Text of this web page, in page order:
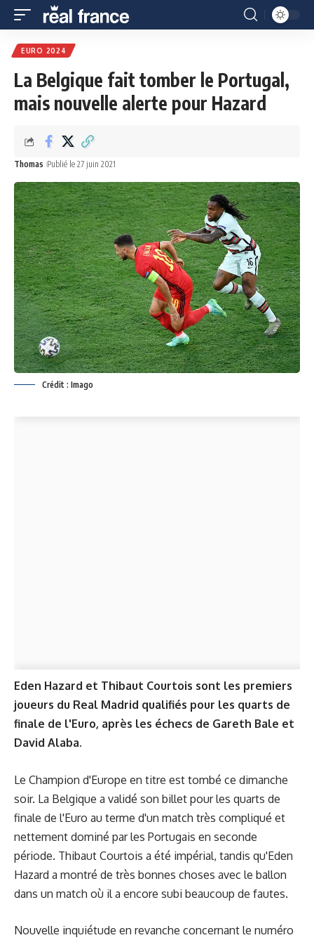
EURO 2024
La Belgique fait tomber le Portugal,
mais nouvelle alerte pour Hazard
Thomas Publié le 27 juin 2021
Crédit : Imago
Eden Hazard et Thibaut Courtois sont les premiers
joueurs du Real Madrid qualifiés pour les quarts de
finale de l'Euro, après les échecs de Gareth Bale et
David Alaba.
Le Champion d'Europe en titre est tombé ce dimanche
soir. La Belgique a validé son billet pour les quarts de
finale de l'Euro au terme d'un match très compliqué et
nettement dominé par les Portugais en seconde
période. Thibaut Courtois a été impérial, tandis qu'Eden
Hazard a montré de très bonnes choses avec le ballon
dans un match où il a encore subi beaucoup de fautes.
Nouvelle inquiétude en revanche concernant le numéro